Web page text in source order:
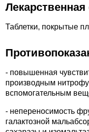
Таблетки, покрытые
- повышенная
производным
вспомогательным
- непереносимость
галактозной